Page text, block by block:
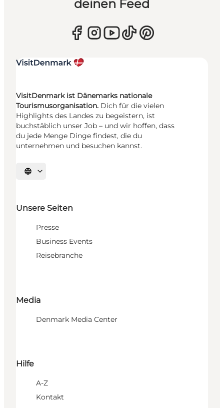
deinen Feed
VisitDenmark ist Dänemarks nationale
Tourismusorganisation. Dich für die vielen
Highlights des Landes zu begeistern, ist
buchstäblich unser Job – und wir hoffen, dass
du jede Menge Dinge findest, die du
unternehmen und besuchen kannst.
Sprache auswählen
Unsere Seiten
Presse
Business Events
Reisebranche
Media
Denmark Media Center
Hilfe
A-Z
Kontakt